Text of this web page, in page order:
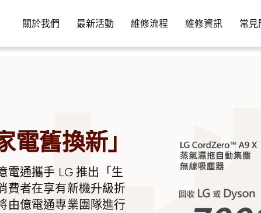
關於我們 最新活動 維修流程 維修資訊 常見
電舊換新」
電通攜手 LG 推出「生
費者在享有新機升級折
由億電通專業團隊進行